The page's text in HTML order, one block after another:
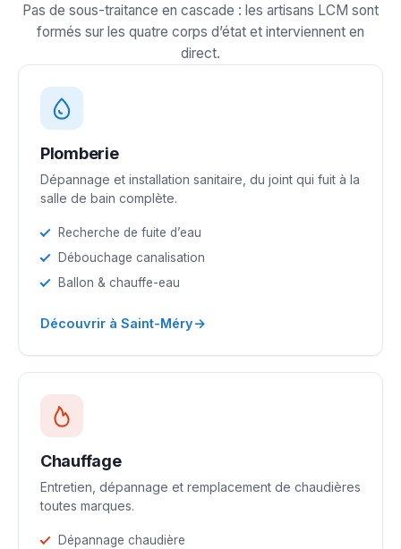
Pas de sous-traitance en cascade : les artisans LCM sont
formés sur les quatre corps d’état et interviennent en
direct.
Plomberie
Dépannage et installation sanitaire, du joint qui fuit à la
salle de bain complète.
Recherche de fuite d’eau
Débouchage canalisation
Ballon & chauffe-eau
Découvrir à Saint-Méry→
Chauffage
Entretien, dépannage et remplacement de chaudières
toutes marques.
Dépannage chaudière